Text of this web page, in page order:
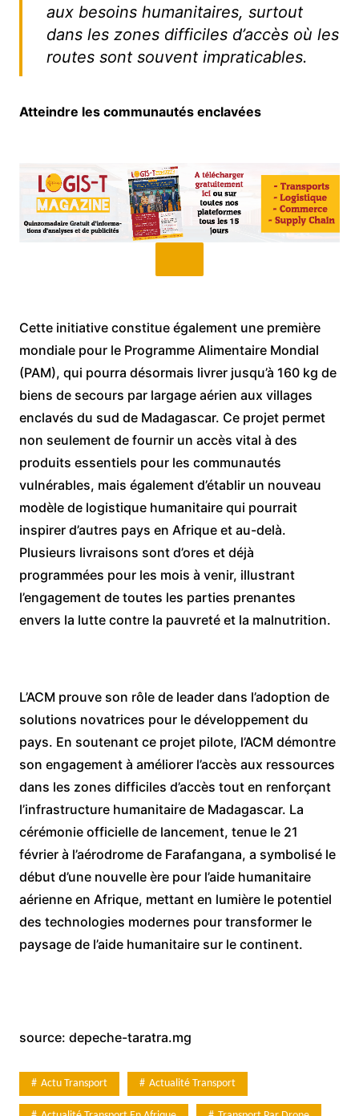
aux besoins humanitaires, surtout
dans les zones difficiles d’accès où les
routes sont souvent impraticables.
Atteindre les communautés enclavées
Cette initiative constitue également une première
mondiale pour le Programme Alimentaire Mondial
(PAM), qui pourra désormais livrer jusqu’à 160 kg de
biens de secours par largage aérien aux villages
enclavés du sud de Madagascar. Ce projet permet
non seulement de fournir un accès vital à des
produits essentiels pour les communautés
vulnérables, mais également d’établir un nouveau
modèle de logistique humanitaire qui pourrait
inspirer d’autres pays en Afrique et au-delà.
Plusieurs livraisons sont d’ores et déjà
programmées pour les mois à venir, illustrant
l’engagement de toutes les parties prenantes
envers la lutte contre la pauvreté et la malnutrition.
L’ACM prouve son rôle de leader dans l’adoption de
solutions novatrices pour le développement du
pays. En soutenant ce projet pilote, l’ACM démontre
son engagement à améliorer l’accès aux ressources
dans les zones difficiles d’accès tout en renforçant
l’infrastructure humanitaire de Madagascar. La
cérémonie officielle de lancement, tenue le 21
février à l’aérodrome de Farafangana, a symbolisé le
début d’une nouvelle ère pour l’aide humanitaire
aérienne en Afrique, mettant en lumière le potentiel
des technologies modernes pour transformer le
paysage de l’aide humanitaire sur le continent.
source: depeche-taratra.mg
Actu Transport Actualité Transport